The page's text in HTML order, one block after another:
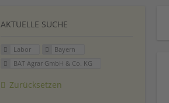
AKTUELLE SUCHE
Labor
Bayern
BAT Agrar GmbH & Co. KG
Zurücksetzen